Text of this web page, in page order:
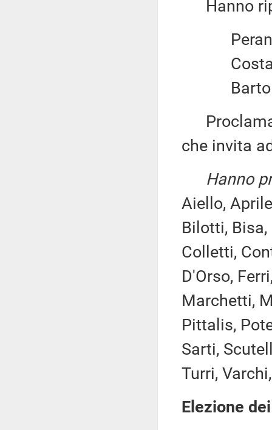
Hanno
Proclama
che invita
Hanno
Aiello,
Bilotti,
Colletti,
D'Orso,
Marchetti,
Pittalis,
Sarti,
Turri,
Elezione